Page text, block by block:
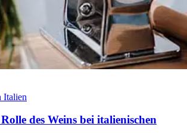
Italien
des Weins bei italienischen